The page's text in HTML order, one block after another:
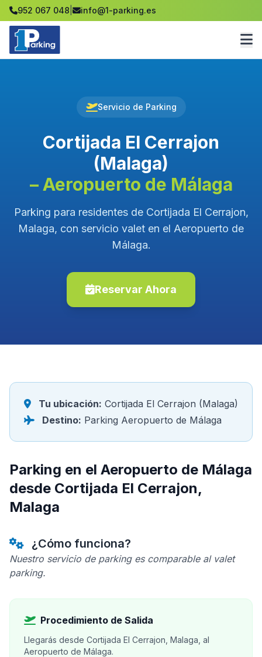
952 067 048 info@1-parking.es
Servicio de Parking
Cortijada El Cerrajon
(Malaga)
– Aeropuerto de Málaga
Parking para residentes de Cortijada El Cerrajon,
Malaga, con servicio valet en el Aeropuerto de
Málaga.
Reservar Ahora
Tu ubicación: Cortijada El Cerrajon (Malaga)
Destino: Parking Aeropuerto de Málaga
Parking en el Aeropuerto de Málaga
desde Cortijada El Cerrajon,
Malaga
¿Cómo funciona?
Nuestro servicio de parking es comparable al valet
parking.
Procedimiento de Salida
Llegarás desde Cortijada El Cerrajon, Malaga, al
Aeropuerto de Málaga.